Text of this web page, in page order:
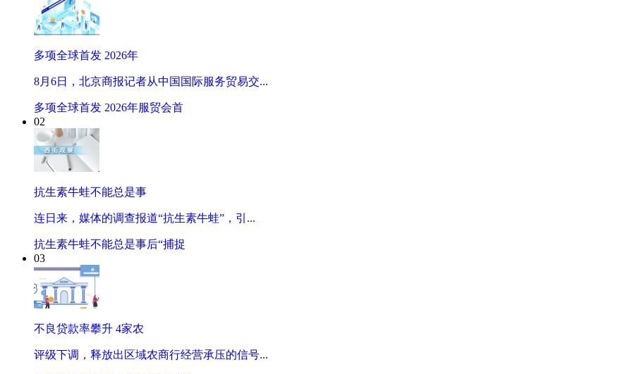
多项全球首发 2026年
8月6日，北京商报记者从中国国际服务贸易交...
多项全球首发 2026年服贸会首
02
抗生素牛蛙不能总是事
连日来，媒体的调查报道“抗生素牛蛙”，引...
抗生素牛蛙不能总是事后“捕捉
03
不良贷款率攀升 4家农
评级下调，释放出区域农商行经营承压的信号...